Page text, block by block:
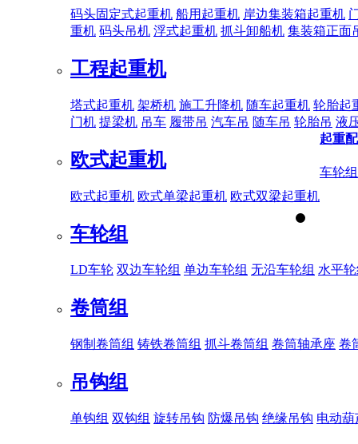
码头固定式起重机 船用起重机 岸边集装箱起重机
重机 码头吊机 浮式起重机 抓斗卸船机 集装箱正面
工程起重机
塔式起重机 架桥机 施工升降机 随车起重机 轮胎起
门机 提梁机 吊车 履带吊 汽车吊 随车吊 轮胎吊 液
欧式起重机
欧式起重机 欧式单梁起重机 欧式双梁起重机
起重
车轮组
车轮组
LD车轮 双边车轮组 单边车轮组 无沿车轮组 水平
卷筒组
钢制卷筒组 铸铁卷筒组 抓斗卷筒组 卷筒轴承座 卷
吊钩组
单钩组 双钩组 旋转吊钩 防爆吊钩 绝缘吊钩 电动